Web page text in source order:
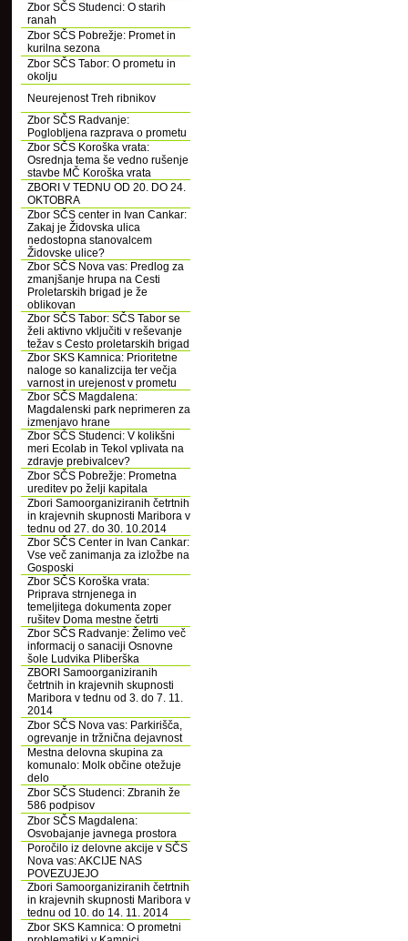
Zbor SČS Studenci: O starih
ranah
Zbor SČS Pobrežje: Promet in
kurilna sezona
Zbor SČS Tabor: O prometu in
okolju
Neurejenost Treh ribnikov
Zbor SČS Radvanje:
Poglobljena razprava o prometu
Zbor SČS Koroška vrata:
Osrednja tema še vedno rušenje
stavbe MČ Koroška vrata
ZBORI V TEDNU OD 20. DO 24.
OKTOBRA
Zbor SČS center in Ivan Cankar:
Zakaj je Židovska ulica
nedostopna stanovalcem
Židovske ulice?
Zbor SČS Nova vas: Predlog za
zmanjšanje hrupa na Cesti
Proletarskih brigad je že
oblikovan
Zbor SČS Tabor: SČS Tabor se
želi aktivno vključiti v reševanje
težav s Cesto proletarskih brigad
Zbor SKS Kamnica: Prioritetne
naloge so kanalizcija ter večja
varnost in urejenost v prometu
Zbor SČS Magdalena:
Magdalenski park neprimeren za
izmenjavo hrane
Zbor SČS Studenci: V kolikšni
meri Ecolab in Tekol vplivata na
zdravje prebivalcev?
Zbor SČS Pobrežje: Prometna
ureditev po želji kapitala
Zbori Samoorganiziranih četrtnih
in krajevnih skupnosti Maribora v
tednu od 27. do 30. 10.2014
Zbor SČS Center in Ivan Cankar:
Vse več zanimanja za izložbe na
Gosposki
Zbor SČS Koroška vrata:
Priprava strnjenega in
temeljitega dokumenta zoper
rušitev Doma mestne četrti
Zbor SČS Radvanje: Želimo več
informacij o sanaciji Osnovne
šole Ludvika Pliberška
ZBORI Samoorganiziranih
četrtnih in krajevnih skupnosti
Maribora v tednu od 3. do 7. 11.
2014
Zbor SČS Nova vas: Parkirišča,
ogrevanje in tržnična dejavnost
Mestna delovna skupina za
komunalo: Molk občine otežuje
delo
Zbor SČS Studenci: Zbranih že
586 podpisov
Zbor SČS Magdalena:
Osvobajanje javnega prostora
Poročilo iz delovne akcije v SČS
Nova vas: AKCIJE NAS
POVEZUJEJO
Zbori Samoorganiziranih četrtnih
in krajevnih skupnosti Maribora v
tednu od 10. do 14. 11. 2014
Zbor SKS Kamnica: O prometni